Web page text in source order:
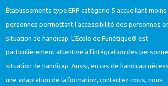
Établissements type ERP catégorie 5 accueillant
personnes permettant l’accessibilité des personnes
situation de handicap. L’Ecole de Funétique® est
particulièrement attentive à l’intégration des
situation de handicap. Aussi, en cas de handicap
une adaptation de la formation, contactez-nous, nous